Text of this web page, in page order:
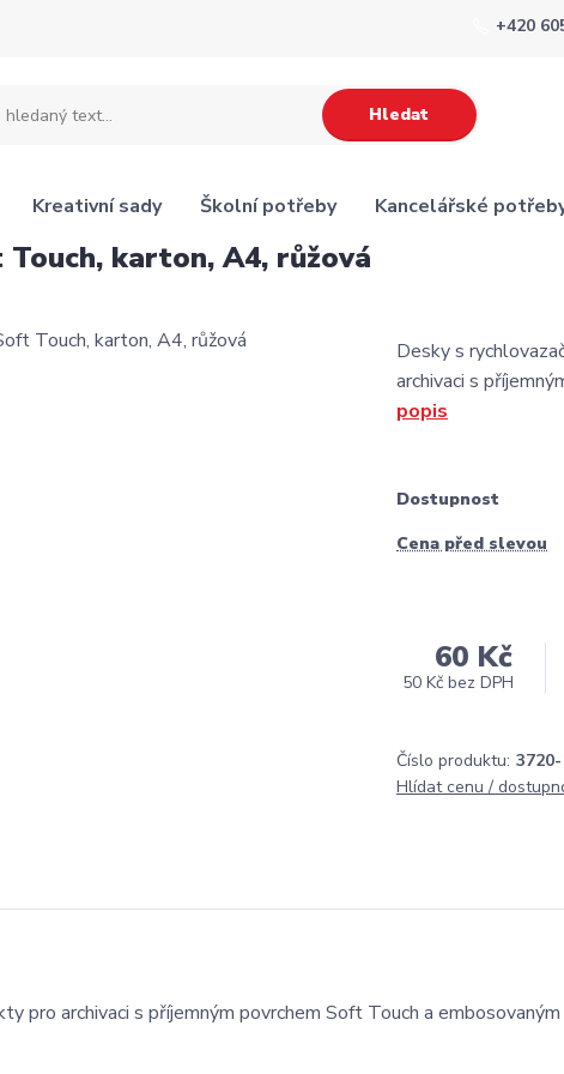
Hledat
+420
Kreativní sady Školní potřeby Kancelářské
karton, A4, růžová
Desky s
archivaci s
popis
Dostupnost
Cena před slevou
60 Kč
50 Kč bez DPH
Číslo produktu:
Hlídat cenu /
pro archivaci s příjemným povrchem Soft Touch a embosovaným